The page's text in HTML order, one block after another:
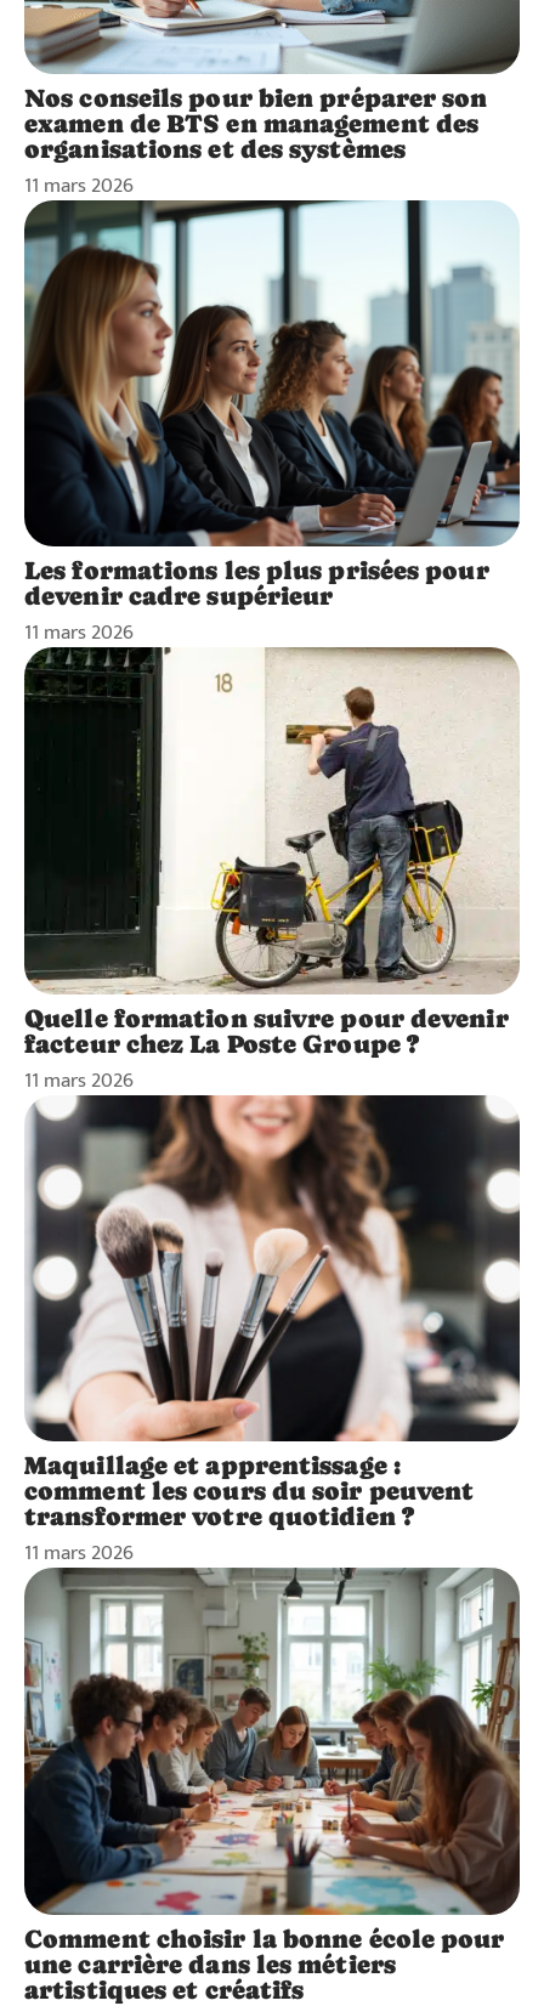
Nos conseils pour bien préparer son
examen de BTS en management des
organisations et des systèmes
11 mars 2026
Les formations les plus prisées pour
devenir cadre supérieur
11 mars 2026
Quelle formation suivre pour devenir
facteur chez La Poste Groupe ?
11 mars 2026
Maquillage et apprentissage :
comment les cours du soir peuvent
transformer votre quotidien ?
11 mars 2026
Comment choisir la bonne école pour
une carrière dans les métiers
artistiques et créatifs